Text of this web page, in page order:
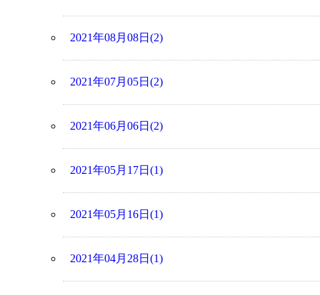
2021年08月08日(2)
2021年07月05日(2)
2021年06月06日(2)
2021年05月17日(1)
2021年05月16日(1)
2021年04月28日(1)